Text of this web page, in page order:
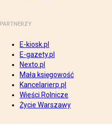
PARTNERZY
E-kiosk.pl
E-gazety.pl
Nexto.pl
Mała księgowość
Kancelarierp.pl
Wieści Rolnicze
Życie Warszawy